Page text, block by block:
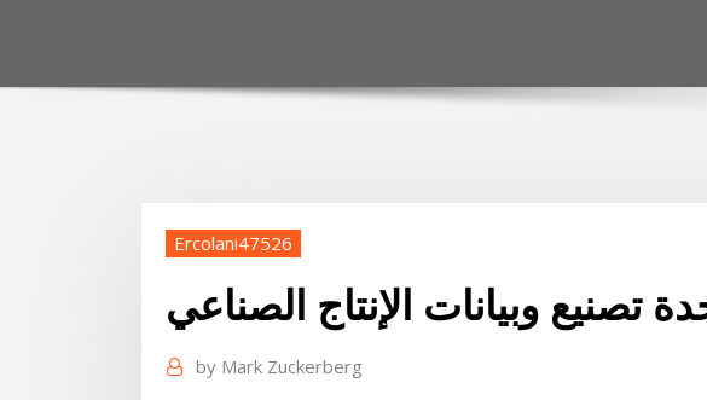
Ercolani47526
تصنيع وبيانات الإنتاج الصناعي
by Mark Zuckerberg